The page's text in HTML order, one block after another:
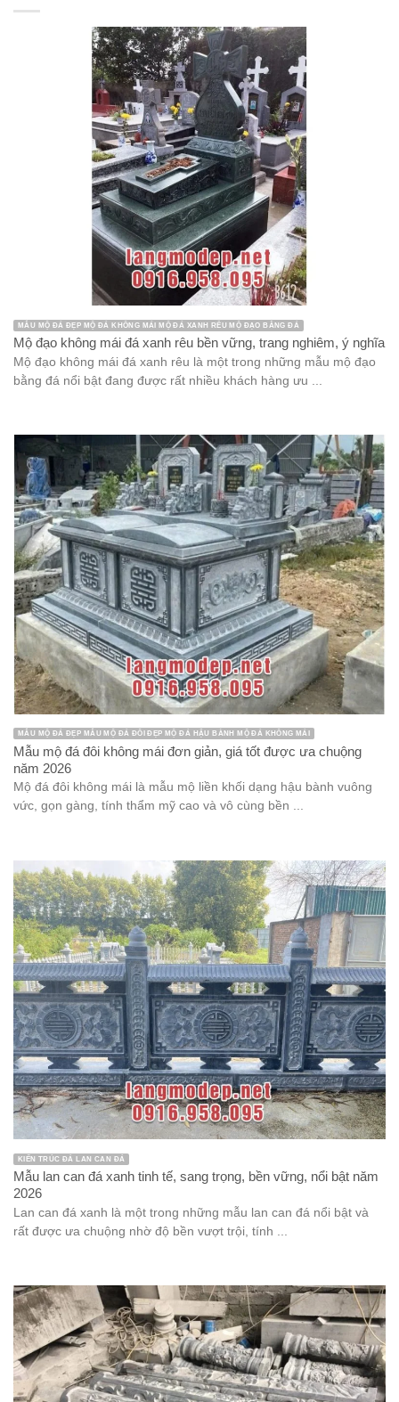
MẪU MỘ ĐÁ ĐẸP MỘ ĐÁ KHÔNG MÁI MỘ ĐÁ XANH RÊU MỘ ĐẠO BẰNG ĐÁ
Mộ đạo không mái đá xanh rêu bền vững, trang nghiêm, ý nghĩa
Mộ đạo không mái đá xanh rêu là một trong những mẫu mộ đạo
bằng đá nổi bật đang được rất nhiều khách hàng ưu ...
MẪU MỘ ĐÁ ĐẸP MẪU MỘ ĐÁ ĐÔI ĐẸP MỘ ĐÁ HẬU BÀNH MỘ ĐÁ KHÔNG MÁI
Mẫu mộ đá đôi không mái đơn giản, giá tốt được ưa chuộng
năm 2026
Mộ đá đôi không mái là mẫu mộ liền khối dạng hậu bành vuông
vức, gọn gàng, tính thẩm mỹ cao và vô cùng bền ...
KIẾN TRÚC ĐÁ LAN CAN ĐÁ
Mẫu lan can đá xanh tinh tế, sang trọng, bền vững, nổi bật năm
2026
Lan can đá xanh là một trong những mẫu lan can đá nổi bật và
rất được ưa chuộng nhờ độ bền vượt trội, tính ...